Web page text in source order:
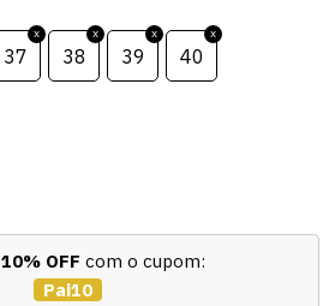
37 38 39 40
10% OFF com o cupom:
Pai10